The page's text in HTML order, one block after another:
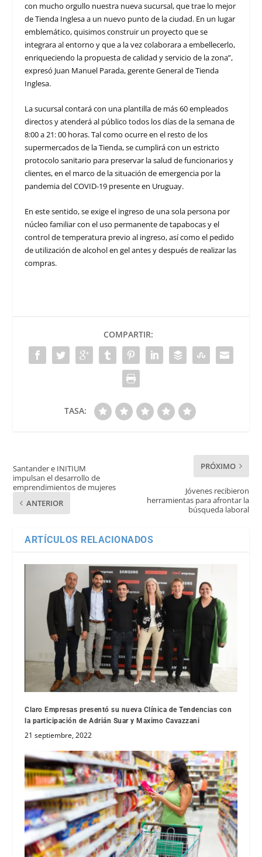
con mucho orgullo nuestra nueva sucursal, que trae lo mejor
de Tienda Inglesa a un nuevo punto de la ciudad. En un lugar
emblemático, quisimos construir un proyecto que se
integrara al entorno y que a la vez colaborara a embellecerlo,
enriqueciendo la propuesta de calidad y servicio de la zona”,
expresó Juan Manuel Parada, gerente General de Tienda
Inglesa.
La sucursal contará con una plantilla de más 60 empleados
directos y atenderá al público todos los días de la semana de
8:00 a 21: 00 horas. Tal como ocurre en el resto de los
supermercados de la Tienda, se cumplirá con un estricto
protocolo sanitario para preservar la salud de funcionarios y
clientes, en el marco de la situación de emergencia por la
pandemia del COVID-19 presente en Uruguay.
En este sentido, se exige el ingreso de una sola persona por
núcleo familiar con el uso permanente de tapabocas y el
control de temperatura previo al ingreso, así como el pedido
de utilización de alcohol en gel antes y después de realizar las
compras.
COMPARTIR:
TASA:
Santander e INITIUM
impulsan el desarrollo de
emprendimientos de mujeres
ANTERIOR
PRÓXIMO
Jóvenes recibieron
herramientas para afrontar la
búsqueda laboral
ARTÍCULOS RELACIONADOS
Claro Empresas presentó su nueva Clínica de Tendencias con
la participación de Adrián Suar y Maximo Cavazzani
21 septiembre, 2022